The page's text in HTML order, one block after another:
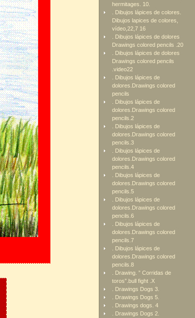
hermitages. 10.
. Dibujos lápices de colores.
Dibujos lapices de colores,
vídeo,22,7 16
. Dibujos lápices de dolores
Drawings colored pencils .20
. Dibujos lápices de dolores
Drawings colored pencils
.video22
. Dibujos lápices de
dolores.Drawings colored
pencils
. Dibujos lápices de
dolores.Drawings colored
pencils.2
. Dibujos lápices de
dolores.Drawings colored
pencils.3
. Dibujos lápices de
dolores.Drawings colored
pencils.4
. Dibujos lápices de
dolores.Drawings colored
pencils.5
. Dibujos lápices de
dolores.Drawings colored
pencils.6
. Dibujos lápices de
dolores.Drawings colored
pencils.7
. Dibujos lápices de
dolores.Drawings colored
pencils.8
. Drawing. ” Corridas de
toros”.bull fight .X
. Drawings Dogs 3.
. Drawings Dogs 5.
. Drawings dogs. 4
. Drawings Dogs 2.